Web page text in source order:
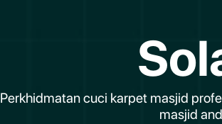
Perkhidmatan cuci karpet masjid
masjid